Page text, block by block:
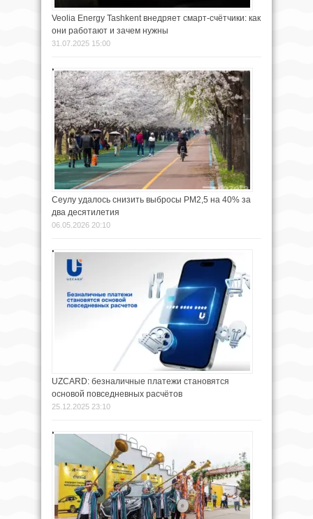
Veolia Energy Tashkent внедряет смарт-счётчики: как
они работают и зачем нужны
31.07.2025 15:00
Сеулу удалось снизить выбросы PM2,5 на 40% за
два десятилетия
06.05.2026 20:10
UZCARD: безналичные платежи становятся
основой повседневных расчётов
25.12.2025 23:10